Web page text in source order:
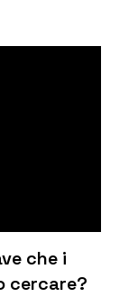
che i
cercare?